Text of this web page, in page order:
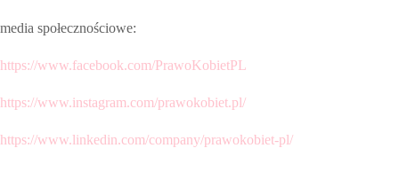
media społecznościowe:
https://www.facebook.com/PrawoKobietPL
https://www.instagram.com/prawokobiet.pl/
https://www.linkedin.com/company/prawokobiet-pl/